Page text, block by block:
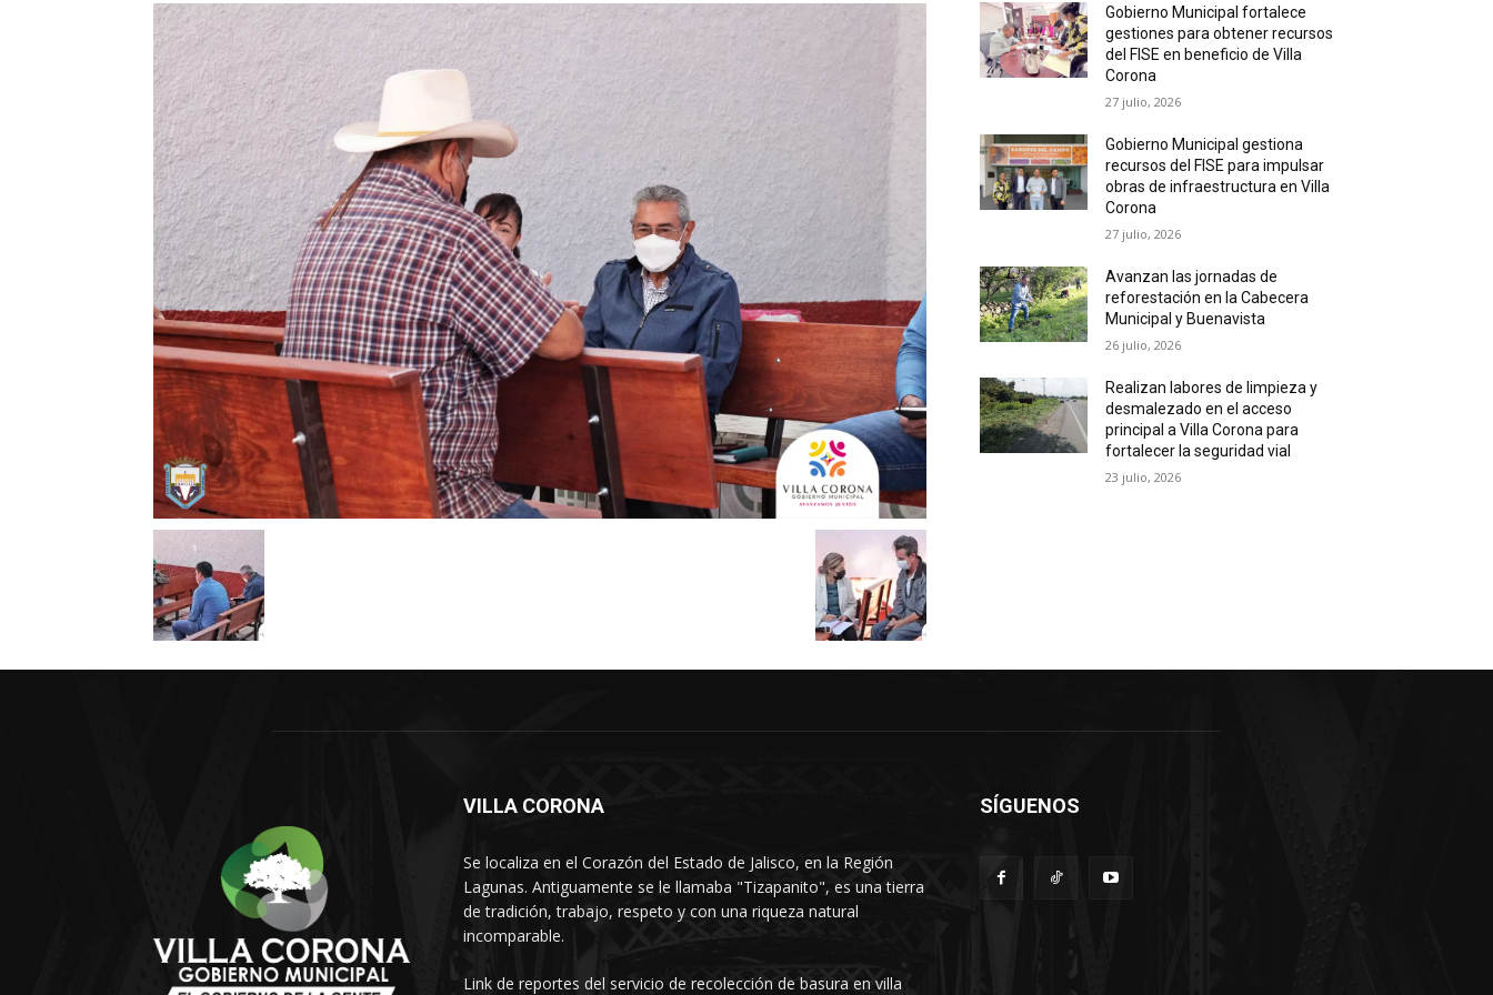
Gobierno Municipal fortalece
gestiones para obtener recursos
del FISE en beneficio de Villa
Corona
27 julio, 2026
Gobierno Municipal gestiona
recursos del FISE para impulsar
obras de infraestructura en Villa
Corona
27 julio, 2026
Avanzan las jornadas de
reforestación en la Cabecera
Municipal y Buenavista
26 julio, 2026
Realizan labores de limpieza y
desmalezado en el acceso
principal a Villa Corona para
fortalecer la seguridad vial
23 julio, 2026
VILLA CORONA
Se localiza en el Corazón del Estado de Jalisco, en la Región
Lagunas. Antiguamente se le llamaba "Tizapanito", es una tierra
de tradición, trabajo, respeto y con una riqueza natural
incomparable.
Link de reportes del servicio de recolección de basura en villa
SÍGUENOS